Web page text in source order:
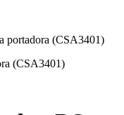
portadora (CSA3401)
(CSA3401)